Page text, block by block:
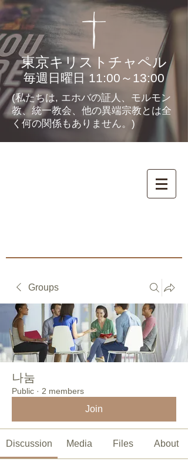
東京キリストチャペル
毎週日曜日 11:00～13:00
(私たちは, エホバの証人、モルモン
教、統一教会、他の異端宗教とは全
く何の関係もありません。)
Groups
나눔
Public · 2 members
Join
Discussion Media Files About